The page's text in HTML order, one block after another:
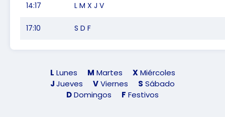
14:17 L M X J V
17:10 S D F
L Lunes M Martes XMiércoles
JJueves VViernes S Sábado
DDomingos F Festivos